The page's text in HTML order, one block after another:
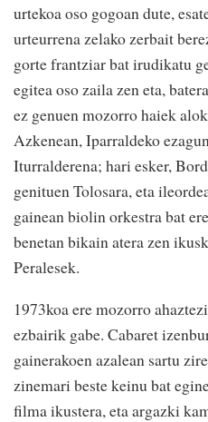
urtekoa oso gogoan dute,
urteurrena zelako zerbait
gorte frantziar bat irudikatu
egitea oso zaila zen eta,
ez genuen mozorro haiek
Azkenean, Iparraldeko
Iturralderena; hari esker,
genituen Tolosara, eta
gainean biolin orkestra bat
benetan bikain atera zen
Peralesek.
1973koa ere mozorro
ezbairik gabe. Cabaret
gainerakoen azalean sartu
zinemari beste keinu bat
filma ikustera, eta argazki